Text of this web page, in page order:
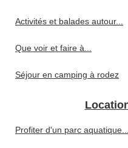
Activités et balades autour...
Que voir et faire à...
Séjour en camping à rodez
Profiter d'un parc aquatique...